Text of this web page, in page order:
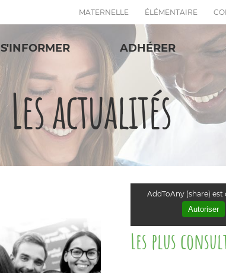
MATERNELLE ÉLÉMENTAIRE
S'INFORMER ADHÉRER
Les actualités
AddToAny (share) est
Autoriser
Les plus